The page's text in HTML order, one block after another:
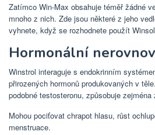
Zatímco Win-Max obsahuje téměř žádné
mnoho z nich. Zde jsou některé z jeho
vyhnete, když se rozhodnete použít
Hormonální
Winstrol interaguje s endokrinním
přirozených hormonů produkovaných v
podobné testosteronu, způsobuje
Mohou pociťovat chrapot hlasu, růst
menstruace.